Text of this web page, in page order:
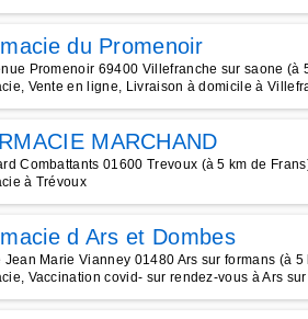
du Promenoir
Promenoir 69400 Villefranche sur saone (à
Vente en ligne, Livraison à domicile à
MARCHAND
Combattants 01600 Trevoux (à 5 km de
à Trévoux
d Ars et Dombes
Jean Marie Vianney 01480 Ars sur formans (à 5
Vaccination covid- sur rendez-vous à Ars